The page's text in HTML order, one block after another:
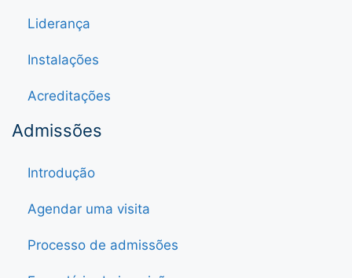
Liderança
Instalações
Acreditações
Admissões
Introdução
Agendar uma visita
Processo de admissões